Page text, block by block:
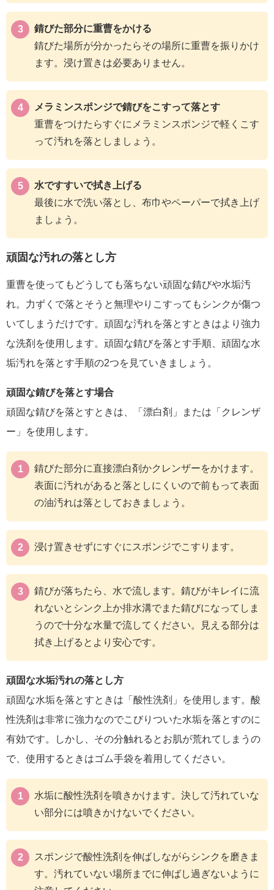
錆びた部分に重曹をかける
錆びた場所が分かったらその場所に重曹を振りかけ
ます。浸け置きは必要ありません。
メラミンスポンジで錆びをこすって落とす
重曹をつけたらすぐにメラミンスポンジで軽くこす
って汚れを落としましょう。
水ですすいで拭き上げる
最後に水で洗い落とし、布巾やペーパーで拭き上げ
ましょう。
頑固な汚れの落とし方
重曹を使ってもどうしても落ちない頑固な錆びや水垢汚
れ。力ずくで落とそうと無理やりこすってもシンクが傷つ
いてしまうだけです。頑固な汚れを落とすときはより強力
な洗剤を使用します。頑固な錆びを落とす手順、頑固な水
垢汚れを落とす手順の2つを見ていきましょう。
頑固な錆びを落とす場合
頑固な錆びを落とすときは、「漂白剤」または「クレンザ
ー」を使用します。
錆びた部分に直接漂白剤かクレンザーをかけます。
表面に汚れがあると落としにくいので前もって表面
の油汚れは落としておきましょう。
浸け置きせずにすぐにスポンジでこすります。
錆びが落ちたら、水で流します。錆びがキレイに流
れないとシンク上か排水溝でまた錆びになってしま
うので十分な水量で流してください。見える部分は
拭き上げるとより安心です。
頑固な水垢汚れの落とし方
頑固な水垢を落とすときは「酸性洗剤」を使用します。酸
性洗剤は非常に強力なのでこびりついた水垢を落とすのに
有効です。しかし、その分触れるとお肌が荒れてしまうの
で、使用するときはゴム手袋を着用してください。
水垢に酸性洗剤を噴きかけます。決して汚れていな
い部分には噴きかけないでください。
スポンジで酸性洗剤を伸ばしながらシンクを磨きま
す。汚れていない場所までに伸ばし過ぎないように